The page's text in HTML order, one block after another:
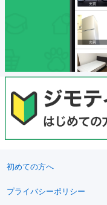
初めての方へ
プライバシーポリシー